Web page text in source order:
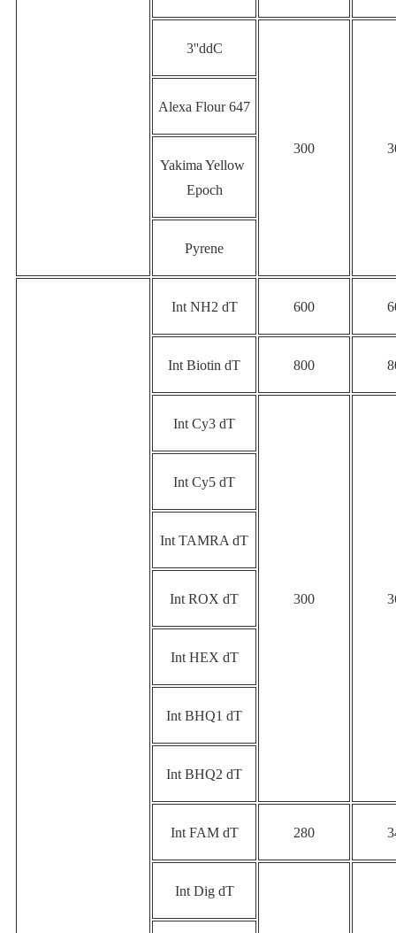
3''ddC
300
Alexa Flour 647
Yakima Yellow
Epoch
Pyrene
Int NH2 dT 600
Int Biotin dT 800
Int Cy3 dT
300
Int Cy5 dT
Int TAMRA dT
Int ROX dT
Int HEX dT
Int BHQ1 dT
Int BHQ2 dT
Int FAM dT 280
Int Dig dT